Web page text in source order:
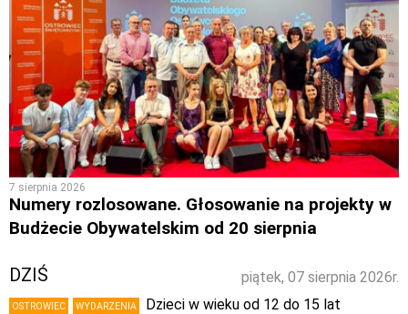
7 sierpnia 2026
Numery rozlosowane. Głosowanie na projekty w
Budżecie Obywatelskim od 20 sierpnia
piątek, 07 sierpnia 2026r.
DZIŚ
OSTROWIEC WYDARZENIA
Dzieci w wieku od 12 do 15 lat